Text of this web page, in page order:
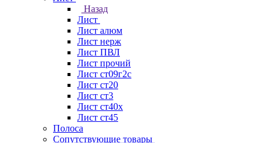
Назад
Лист
Лист алюм
Лист нерж
Лист ПВЛ
Лист прочий
Лист ст09г2с
Лист ст20
Лист ст3
Лист ст40х
Лист ст45
Полоса
Сопутствующие товары